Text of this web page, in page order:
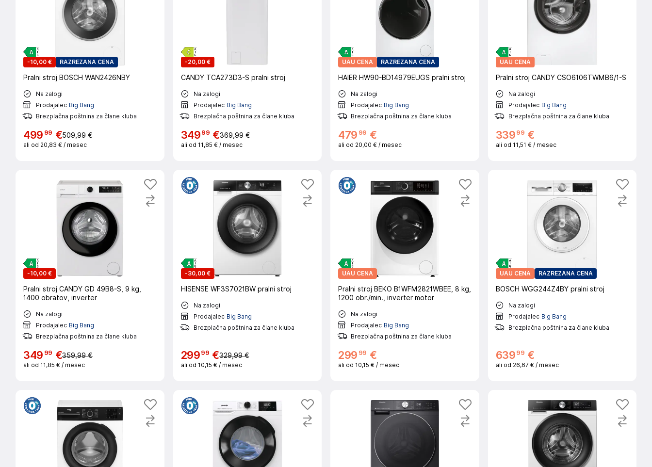
-10,00 € RAZREZANA CENA
Pralni stroj BOSCH WAN2426NBY
Na zalogi
Prodajalec Big Bang
Brezplačna poštnina za člane kluba
499 99 €509,99 €
ali od 20,83 € / mesec
-20,00 €
CANDY TCA273D3-S pralni stroj
Na zalogi
Prodajalec Big Bang
Brezplačna poštnina za člane kluba
34999 €369,99 €
ali od 11,85 € / mesec
UAU CENA RAZREZANA CENA
HAIER HW90-BD14979EUGS pralni stroj
Na zalogi
Prodajalec Big Bang
Brezplačna poštnina za člane kluba
479 99 €
ali od 20,00 € / mesec
UAU CENA
Pralni stroj CANDY CSO6106TWMB6/1-S
Na zalogi
Prodajalec Big Bang
Brezplačna poštnina za člane kluba
33999 €
ali od 11,51 € / mesec
-10,00 €
Pralni stroj CANDY GD 49B8-S, 9 kg,
1400 obratov, inverter
Na zalogi
Prodajalec Big Bang
Brezplačna poštnina za člane kluba
349 99 €359,99 €
ali od 11,85 € / mesec
-30,00 €
HISENSE WF3S7021BW pralni stroj
Na zalogi
Prodajalec Big Bang
Brezplačna poštnina za člane kluba
29999 €329,99 €
ali od 10,15 € / mesec
UAU CENA
Pralni stroj BEKO B1WFM2821WBEE, 8 kg,
1200 obr./min., inverter motor
Na zalogi
Prodajalec Big Bang
Brezplačna poštnina za člane kluba
299 99 €
ali od 10,15 € / mesec
UAU CENA RAZREZANA CENA
BOSCH WGG244Z4BY pralni stroj
Na zalogi
Prodajalec Big Bang
Brezplačna poštnina za člane kluba
63999 €
ali od 26,67 € / mesec